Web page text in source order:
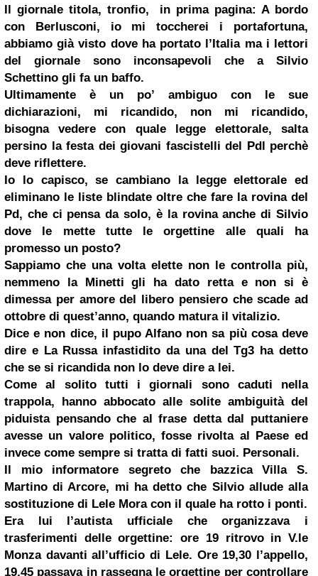
Il giornale titola, tronfio, in prima pagina: A bordo
con Berlusconi, io mi toccherei i portafortuna,
abbiamo già visto dove ha portato l’Italia ma i lettori
del giornale sono inconsapevoli che a Silvio
Schettino gli fa un baffo.
Ultimamente è un po’ ambiguo con le sue
dichiarazioni, mi ricandido, non mi ricandido,
bisogna vedere con quale legge elettorale, salta
persino la festa dei giovani fascistelli del Pdl perchè
deve riflettere.
Io lo capisco, se cambiano la legge elettorale ed
eliminano le liste blindate oltre che fare la rovina del
Pd, che ci pensa da solo, è la rovina anche di Silvio
dove le mette tutte le orgettine alle quali ha
promesso un posto?
Sappiamo che una volta elette non le controlla più,
nemmeno la Minetti gli ha dato retta e non si è
dimessa per amore del libero pensiero che scade ad
ottobre di quest’anno, quando matura il vitalizio.
Dice e non dice, il pupo Alfano non sa più cosa deve
dire e La Russa infastidito da una del Tg3 ha detto
che se si ricandida non lo deve dire a lei.
Come al solito tutti i giornali sono caduti nella
trappola, hanno abbocato alle solite ambiguità del
piduista pensando che al frase detta dal puttaniere
avesse un valore politico, fosse rivolta al Paese ed
invece come sempre si tratta di fatti suoi. Personali.
Il mio informatore segreto che bazzica Villa S.
Martino di Arcore, mi ha detto che Silvio allude alla
sostituzione di Lele Mora con il quale ha rotto i ponti.
Era lui l’autista ufficiale che organizzava i
trasferimenti delle orgettine: ore 19 ritrovo in V.le
Monza davanti all’ufficio di Lele. Ore 19,30 l’appello,
19,45 passava in rassegna le orgettine per controllare